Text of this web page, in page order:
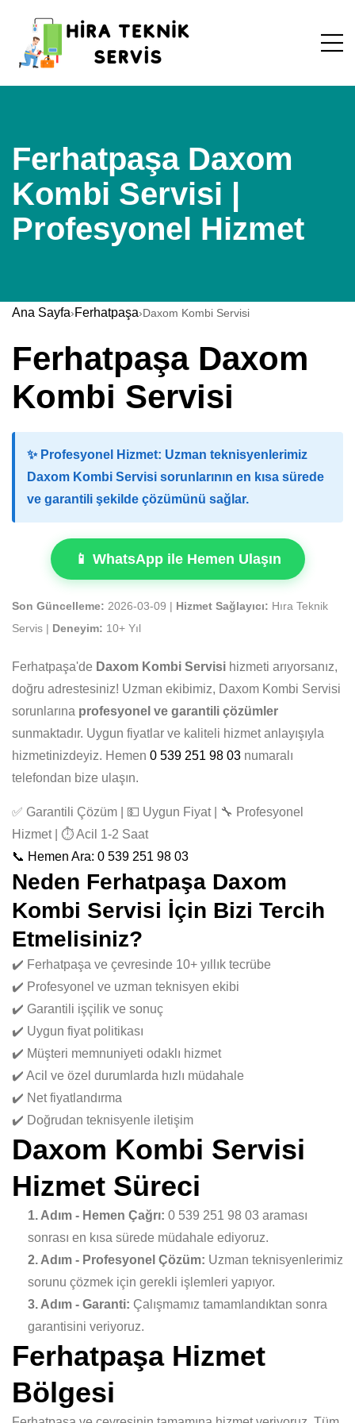
Ferhatpaşa Daxom
Kombi Servisi |
Profesyonel Hizmet
Ana Sayfa›Ferhatpaşa›Daxom Kombi Servisi
Ferhatpaşa Daxom
Kombi Servisi
✨ Profesyonel Hizmet: Uzman teknisyenlerimiz
Daxom Kombi Servisi sorunlarının en kısa sürede
ve garantili şekilde çözümünü sağlar.
📱 WhatsApp ile Hemen Ulaşın
Son Güncelleme: 2026-03-09 | Hizmet Sağlayıcı: Hıra Teknik
Servis |
Deneyim: 10+ Yıl
Ferhatpaşa'de Daxom Kombi Servisi hizmeti arıyorsanız,
doğru adrestesiniz! Uzman ekibimiz, Daxom Kombi Servisi
sorunlarına profesyonel ve garantili çözümler
sunmaktadır. Uygun fiyatlar ve kaliteli hizmet anlayışıyla
hizmetinizdeyiz. Hemen 0 539 251 98 03 numaralı
telefondan bize ulaşın.
✅ Garantili Çözüm | 💵 Uygun Fiyat | 🔧 Profesyonel
Hizmet | ⏱️ Acil 1-2 Saat
📞 Hemen Ara: 0 539 251 98 03
Neden Ferhatpaşa Daxom
Kombi Servisi İçin Bizi Tercih
Etmelisiniz?
✔️ Ferhatpaşa ve çevresinde 10+ yıllık tecrübe
✔️ Profesyonel ve uzman teknisyen ekibi
✔️ Garantili işçilik ve sonuç
✔️ Uygun fiyat politikası
✔️ Müşteri memnuniyeti odaklı hizmet
✔️ Acil ve özel durumlarda hızlı müdahale
✔️ Net fiyatlandırma
✔️ Doğrudan teknisyenle iletişim
Daxom Kombi Servisi
Hizmet Süreci
1. Adım - Hemen Çağrı: 0 539 251 98 03 araması
sonrası en kısa sürede müdahale ediyoruz.
2. Adım - Profesyonel Çözüm: Uzman teknisyenlerimiz
sorunu çözmek için gerekli işlemleri yapıyor.
3. Adım - Garanti: Çalışmamız tamamlandıktan sonra
garantisini veriyoruz.
Ferhatpaşa Hizmet
Bölgesi